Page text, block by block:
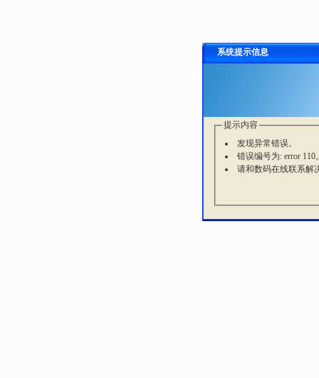
系统提示信息
提示内容
发现异常错误。
错误编号为: error 110
请和数码在线联系解